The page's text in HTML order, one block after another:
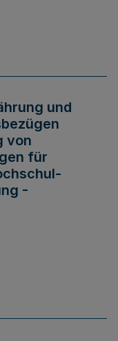
und
von
für
-